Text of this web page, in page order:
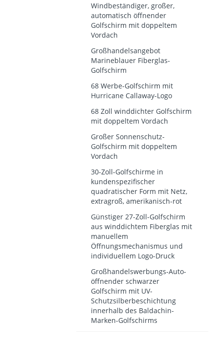
Windbeständiger, großer,
automatisch öffnender
Golfschirm mit doppeltem
Vordach
Großhandelsangebot
Marineblauer Fiberglas-
Golfschirm
68 Werbe-Golfschirm mit
Hurricane Callaway-Logo
68 Zoll winddichter Golfschirm
mit doppeltem Vordach
Großer Sonnenschutz-
Golfschirm mit doppeltem
Vordach
30-Zoll-Golfschirme in
kundenspezifischer
quadratischer Form mit Netz,
extragroß, amerikanisch-rot
Günstiger 27-Zoll-Golfschirm
aus winddichtem Fiberglas mit
manuellem
Öffnungsmechanismus und
individuellem Logo-Druck
Großhandelswerbungs-Auto-
öffnender schwarzer
Golfschirm mit UV-
Schutzsilberbeschichtung
innerhalb des Baldachin-
Marken-Golfschirms